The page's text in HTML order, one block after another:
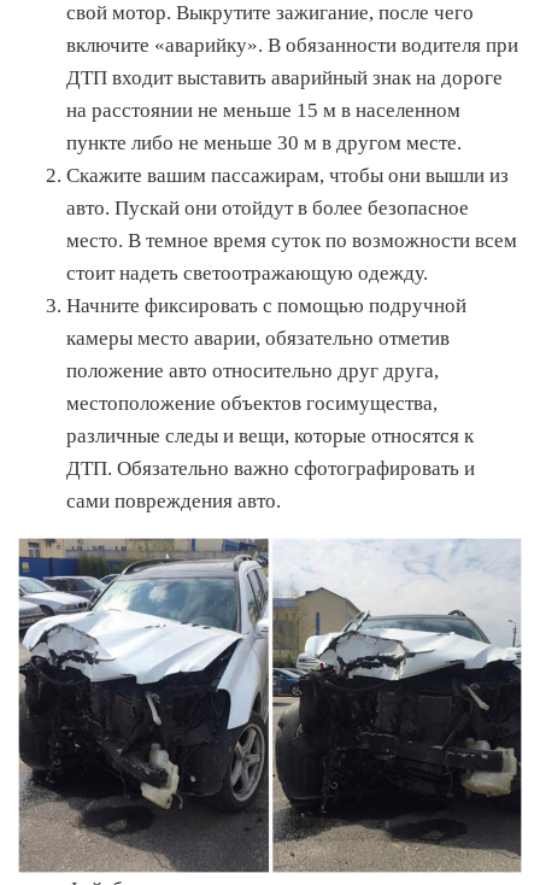
свой мотор. Выкрутите зажигание, после чего
включите «аварийку». В обязанности водителя при
ДТП входит выставить аварийный знак на дороге
на расстоянии не меньше 15 м в населенном
пункте либо не меньше 30 м в другом месте.
Скажите вашим пассажирам, чтобы они вышли из
авто. Пускай они отойдут в более безопасное
место. В темное время суток по возможности всем
стоит надеть светоотражающую одежду.
Начните фиксировать с помощью подручной
камеры место аварии, обязательно отметив
положение авто относительно друг друга,
местоположение объектов госимущества,
различные следы и вещи, которые относятся к
ДТП. Обязательно важно сфотографировать и
сами повреждения авто.